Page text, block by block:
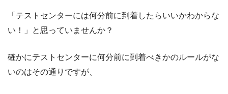
「テストセンターには何分前に到着したらいいかわからな
い！」と思っていませんか？
確かにテストセンターに何分前に到着べきかのルールがな
いのはその通りですが、